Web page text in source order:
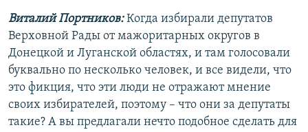
Виталий Портников:Когда избирали депутатов
Верховной Рады от мажоритарных округов в
Донецкой и Луганской областях, и там голосовали
буквально по несколько человек, и все видели, что
это фикция, что эти люди не отражают мнение
своих избирателей, поэтому – что они за депутаты
такие? А вы предлагали нечто подобное сделать для